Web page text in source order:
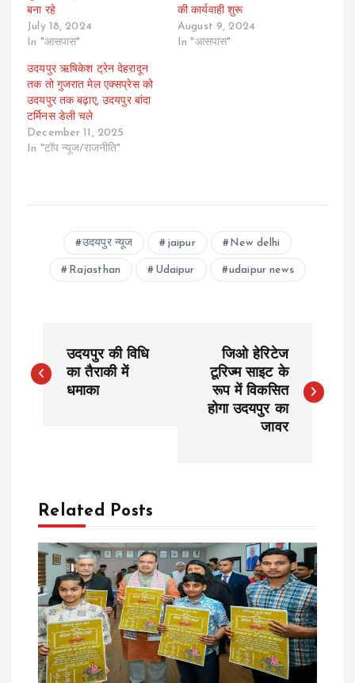
बना रहे
July 18, 2024
In "आसपास"
की कार्यवाही शुरू
August 9, 2024
In "आसपास"
उदयपुर ऋषिकेश ट्रेन देहरादून
तक तो गुजरात मेल एक्सप्रेस को
उदयपुर तक बढ़ाए, उदयपुर बांदा
टर्मिनस डेली चले
December 11, 2025
In "टॉप न्यूज/राजनीति"
उदयपुर न्यूज jaipur New delhi
Rajasthan Udaipur udaipur news
o
n
a
v
g
उदयपुर की विधि
का तैराकी में
धमाका
जिओ हेरिटेज
टूरिज्म साइट के
रूप में विकसित
होगा उदयपुर का
जावर
Related Posts